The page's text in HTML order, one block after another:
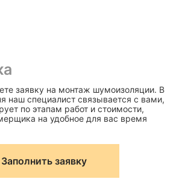
герметиком
утечки
Совместимая с
заявку на монтаж шумоизоляции. В
наш специалист связывается с вами,
по этапам работ и стоимости,
на удобное для вас время
Заполнить заявку